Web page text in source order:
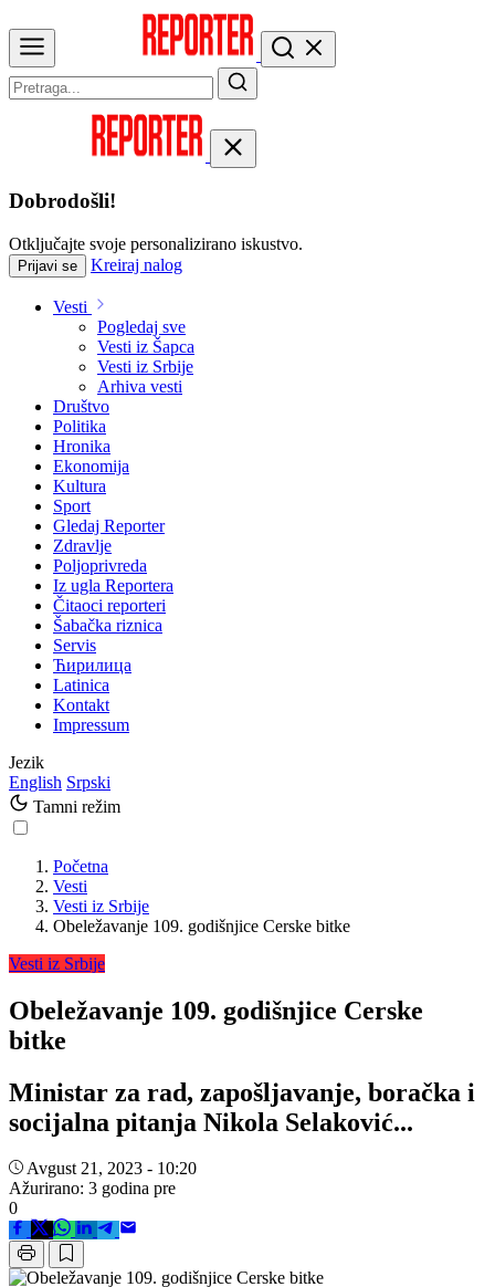
Dobrodošli!
Otključajte svoje personalizirano iskustvo.
Prijavi se Kreiraj nalog
Vesti
Pogledaj sve
Vesti iz Šapca
Vesti iz Srbije
Arhiva vesti
Društvo
Politika
Hronika
Ekonomija
Kultura
Sport
Gledaj Reporter
Zdravlje
Poljoprivreda
Iz ugla Reportera
Čitaoci reporteri
Šabačka riznica
Servis
Ћирилица
Latinica
Kontakt
Impressum
Jezik
English Srpski
Tamni režim
Početna
Vesti
Vesti iz Srbije
Obeležavanje 109. godišnjice Cerske bitke
Vesti iz Srbije
Obeležavanje 109. godišnjice Cerske
bitke
Ministar za rad, zapošljavanje, boračka i
socijalna pitanja Nikola Selaković...
Avgust 21, 2023 - 10:20
Ažurirano: 3 godina pre
0